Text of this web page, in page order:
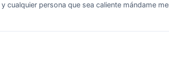
cualquier persona que sea caliente mándame